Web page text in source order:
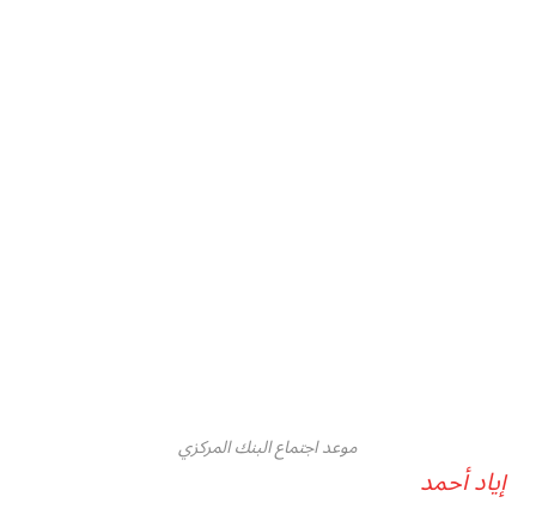
موعد اجتماع البنك المركزي
إياد أحمد